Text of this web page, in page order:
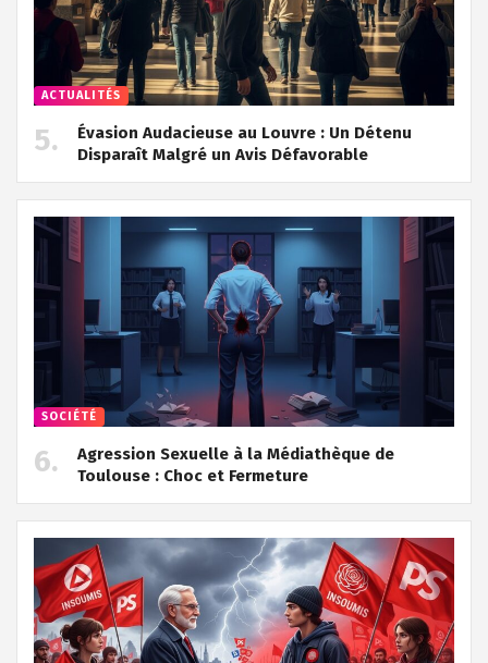
ACTUALITÉS
Évasion Audacieuse au Louvre : Un Détenu
Disparaît Malgré un Avis Défavorable
SOCIÉTÉ
Agression Sexuelle à la Médiathèque de
Toulouse : Choc et Fermeture